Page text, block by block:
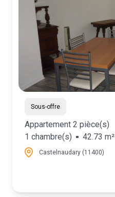
Sous-offre
Appartement 2 pièce(s)
1 chambre(s)
42.73 m²
Castelnaudary (11400)